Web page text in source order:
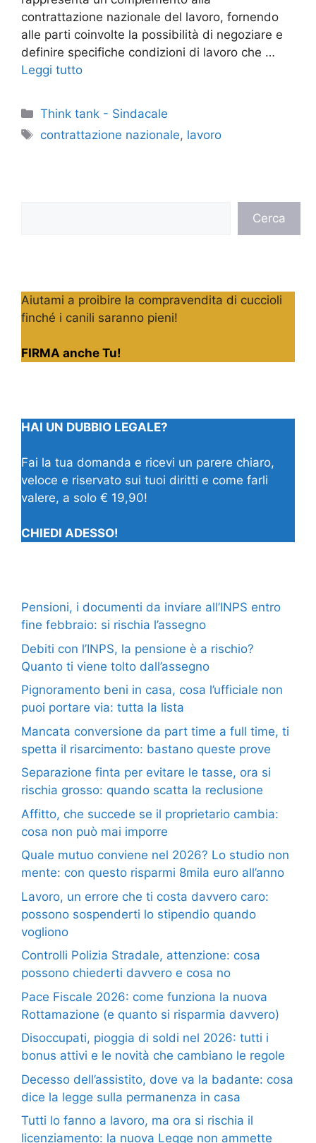
contrattazione nazionale del lavoro, fornendo
alle parti coinvolte la possibilità di negoziare e
definire specifiche condizioni di lavoro che …
Leggi tutto
Categorie
Think tank - Sindacale
Tag
contrattazione nazionale, lavoro
Cerca
Aiutami a proibire la compravendita di cuccioli
finché i canili saranno pieni!
FIRMA anche Tu!
HAI UN DUBBIO LEGALE?
Fai la tua domanda e ricevi un parere chiaro,
veloce e riservato sui tuoi diritti e come farli
valere, a solo € 19,90!
CHIEDI ADESSO!
Pensioni, i documenti da inviare all’INPS entro
fine febbraio: si rischia l’assegno
Debiti con l’INPS, la pensione è a rischio?
Quanto ti viene tolto dall’assegno
Pignoramento beni in casa, cosa l’ufficiale non
puoi portare via: tutta la lista
Mancata conversione da part time a full time, ti
spetta il risarcimento: bastano queste prove
Separazione finta per evitare le tasse, ora si
rischia grosso: quando scatta la reclusione
Affitto, che succede se il proprietario cambia:
cosa non può mai imporre
Quale mutuo conviene nel 2026? Lo studio non
mente: con questo risparmi 8mila euro all’anno
Lavoro, un errore che ti costa davvero caro:
possono sospenderti lo stipendio quando
vogliono
Controlli Polizia Stradale, attenzione: cosa
possono chiederti davvero e cosa no
Pace Fiscale 2026: come funziona la nuova
Rottamazione (e quanto si risparmia davvero)
Disoccupati, pioggia di soldi nel 2026: tutti i
bonus attivi e le novità che cambiano le regole
Decesso dell’assistito, dove va la badante: cosa
dice la legge sulla permanenza in casa
Tutti lo fanno a lavoro, ma ora si rischia il
licenziamento: la nuova Legge non ammette